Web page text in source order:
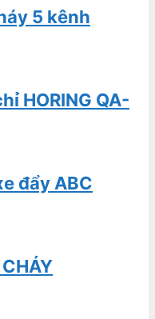
5 kênh
HORING QA-
đẩy ABC